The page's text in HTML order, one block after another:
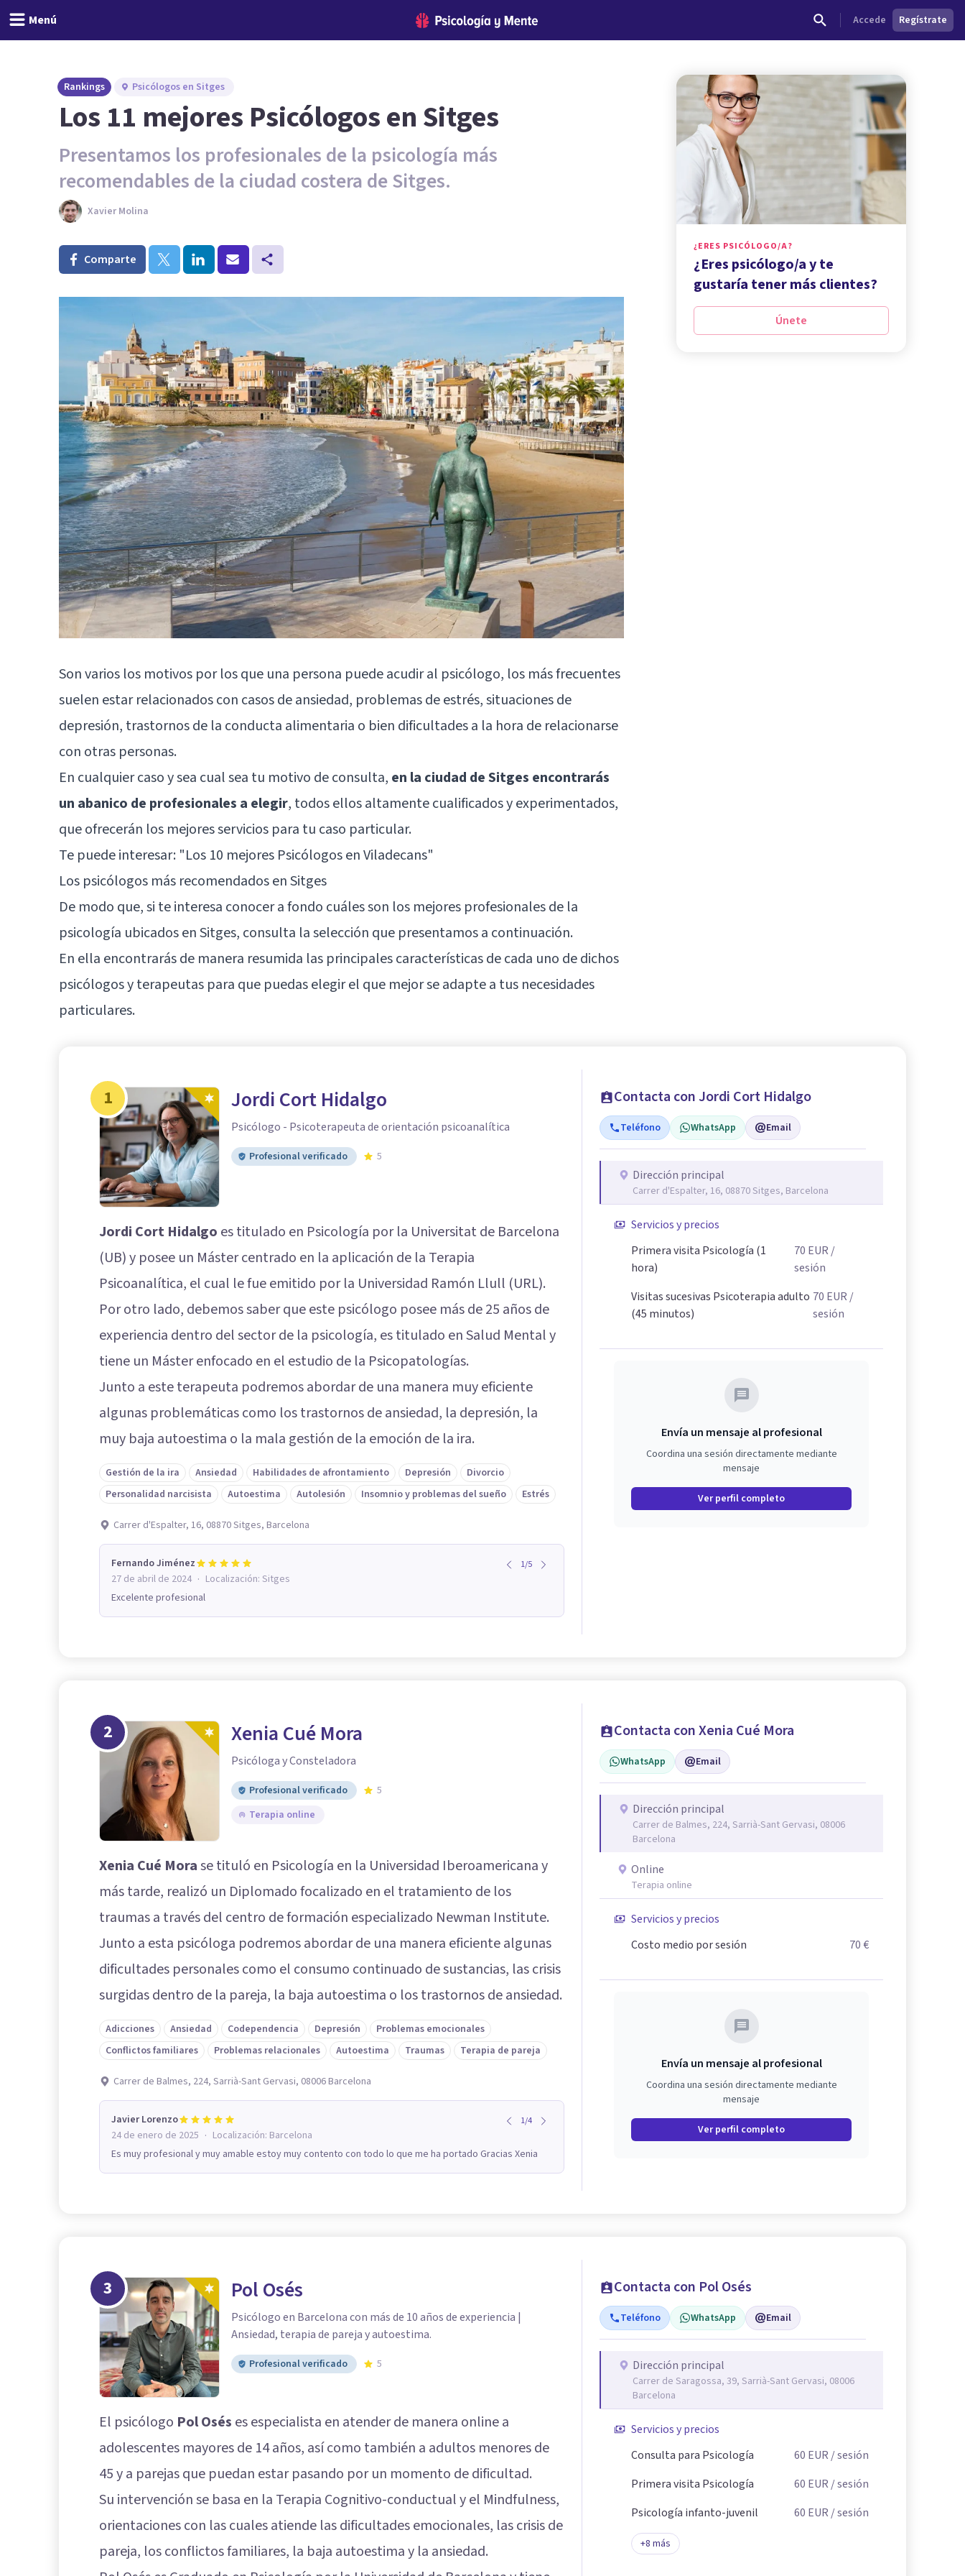
Menú Accede Regístrate
Rankings Psicólogos en Sitges
Los 11 mejores Psicólogos en Sitges
Presentamos los profesionales de la psicología más
recomendables de la ciudad costera de Sitges.
Xavier Molina
Comparte
Son varios los motivos por los que una persona puede acudir al psicólogo, los más frecuentes
suelen estar relacionados con casos de ansiedad, problemas de estrés, situaciones de
depresión, trastornos de la conducta alimentaria o bien dificultades a la hora de relacionarse
con otras personas.
En cualquier caso y sea cual sea tu motivo de consulta, en la ciudad de Sitges encontrarás
un abanico de profesionales a elegir, todos ellos altamente cualificados y experimentados,
que ofrecerán los mejores servicios para tu caso particular.
Te puede interesar: "Los 10 mejores Psicólogos en Viladecans"
Los psicólogos más recomendados en Sitges
De modo que, si te interesa conocer a fondo cuáles son los mejores profesionales de la
psicología ubicados en Sitges, consulta la selección que presentamos a continuación.
En ella encontrarás de manera resumida las principales características de cada uno de dichos
psicólogos y terapeutas para que puedas elegir el que mejor se adapte a tus necesidades
particulares.
¿ERES PSICÓLOGO/A?
¿Eres psicólogo/a y te
gustaría tener más clientes?
Únete
1 Jordi Cort Hidalgo
Psicólogo - Psicoterapeuta de orientación psicoanalítica
Profesional verificado 5
Jordi Cort Hidalgo es titulado en Psicología por la Universitat de Barcelona
(UB) y posee un Máster centrado en la aplicación de la Terapia
Psicoanalítica, el cual le fue emitido por la Universidad Ramón Llull (URL).
Por otro lado, debemos saber que este psicólogo posee más de 25 años de
experiencia dentro del sector de la psicología, es titulado en Salud Mental y
tiene un Máster enfocado en el estudio de la Psicopatologías.
Junto a este terapeuta podremos abordar de una manera muy eficiente
algunas problemáticas como los trastornos de ansiedad, la depresión, la
muy baja autoestima o la mala gestión de la emoción de la ira.
Gestión de la ira Ansiedad Habilidades de afrontamiento Depresión
Divorcio
Personalidad narcisista
Autoestima Autolesión Insomnio y problemas del sueño Estrés
Carrer d'Espalter, 16, 08870 Sitges, Barcelona
Fernando Jiménez 1/5
27 de abril de 2024 · Localización: Sitges
Excelente profesional
Contacta con Jordi Cort Hidalgo
Teléfono WhatsApp Email
Dirección principal
Carrer d'Espalter, 16, 08870 Sitges, Barcelona
Servicios y precios
Primera visita Psicología (1
hora)
70 EUR /
sesión
Visitas sucesivas Psicoterapia adulto
(45 minutos)
70 EUR /
sesión
Envía un mensaje al profesional
Coordina una sesión directamente mediante
mensaje
Ver perfil completo
2 Xenia Cué Mora
Psicóloga y Consteladora
Profesional verificado
5
Terapia online
Xenia Cué Morase tituló en Psicología en la Universidad Iberoamericana y
más tarde, realizó un Diplomado focalizado en el tratamiento de los
traumas a través del centro de formación especializado Newman Institute.
Junto a esta psicóloga podremos abordar de una manera eficiente algunas
dificultades personales como el consumo continuado de sustancias, las crisis
surgidas dentro de la pareja, la baja autoestima o los trastornos de ansiedad.
Adicciones Ansiedad Codependencia Depresión
Problemas emocionales
Conflictos familiares
Problemas relacionales Autoestima Traumas Terapia de pareja
Carrer de Balmes, 224, Sarrià-Sant Gervasi, 08006 Barcelona
Javier Lorenzo 1/4
24 de enero de 2025 · Localización: Barcelona
Es muy profesional y muy amable estoy muy contento con todo lo que me ha portado Gracias Xenia
Contacta con Xenia Cué Mora
WhatsApp Email
Dirección principal
Carrer de Balmes, 224, Sarrià-Sant Gervasi, 08006
Barcelona
Online
Terapia online
Servicios y precios
Costo medio por sesión
70 €
Envía un mensaje al profesional
Coordina una sesión directamente mediante
mensaje
Ver perfil completo
3 Pol Osés
Psicólogo en Barcelona con más de 10 años de experiencia |
Ansiedad, terapia de pareja y autoestima.
Profesional verificado 5
El psicólogo Pol Osés es especialista en atender de manera online a
adolescentes mayores de 14 años, así como también a adultos menores de
45 y a parejas que puedan estar pasando por un momento de dificultad.
Su intervención se basa en la Terapia Cognitivo-conductual y el Mindfulness,
orientaciones con las cuales atiende las dificultades emocionales, las crisis de
pareja, los conflictos familiares, la baja autoestima y la ansiedad.
Contacta con Pol Osés
Teléfono WhatsApp Email
Dirección principal
Carrer de Saragossa, 39, Sarrià-Sant Gervasi, 08006
Barcelona
Servicios y precios
Consulta para Psicología
60 EUR / sesión
Primera visita Psicología
60 EUR / sesión
Psicología infanto-juvenil
60 EUR / sesión
+8 más